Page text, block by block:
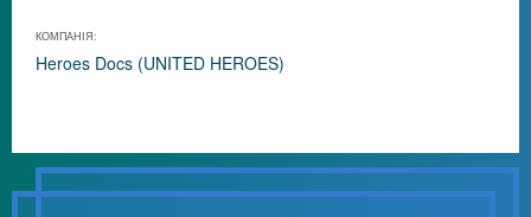
КОМПАНІЯ:
Heroes Docs (UNITED HEROES)